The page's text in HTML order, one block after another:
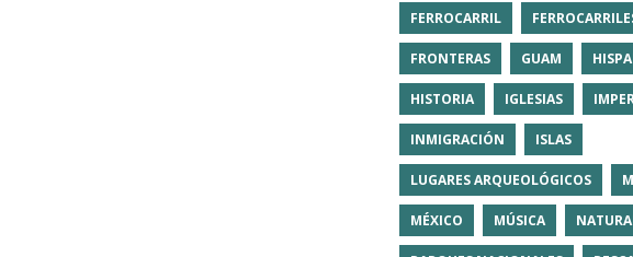
FERROCARRIL
FRONTERAS GUAM
HISTORIA IGLESIAS
INMIGRACIÓN ISLAS
LUGARES ARQUEOLÓGICOS
MÉXICO MÚSICA